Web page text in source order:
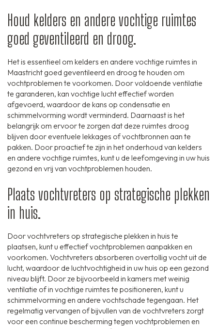
Houd kelders en andere vochtige ruimtes
goed geventileerd en droog.
Het is essentieel om kelders en andere vochtige ruimtes in
Maastricht goed geventileerd en droog te houden om
vochtproblemen te voorkomen. Door voldoende ventilatie
te garanderen, kan vochtige lucht effectief worden
afgevoerd, waardoor de kans op condensatie en
schimmelvorming wordt verminderd. Daarnaast is het
belangrijk om ervoor te zorgen dat deze ruimtes droog
blijven door eventuele lekkages of vochtbronnen aan te
pakken. Door proactief te zijn in het onderhoud van kelders
en andere vochtige ruimtes, kunt u de leefomgeving in uw huis
gezond en vrij van vochtproblemen houden.
Plaats vochtvreters op strategische plekken
in huis.
Door vochtvreters op strategische plekken in huis te
plaatsen, kunt u effectief vochtproblemen aanpakken en
voorkomen. Vochtvreters absorberen overtollig vocht uit de
lucht, waardoor de luchtvochtigheid in uw huis op een gezond
niveau blijft. Door ze bijvoorbeeld in kamers met weinig
ventilatie of in vochtige ruimtes te positioneren, kunt u
schimmelvorming en andere vochtschade tegengaan. Het
regelmatig vervangen of bijvullen van de vochtvreters zorgt
voor een continue bescherming tegen vochtproblemen en